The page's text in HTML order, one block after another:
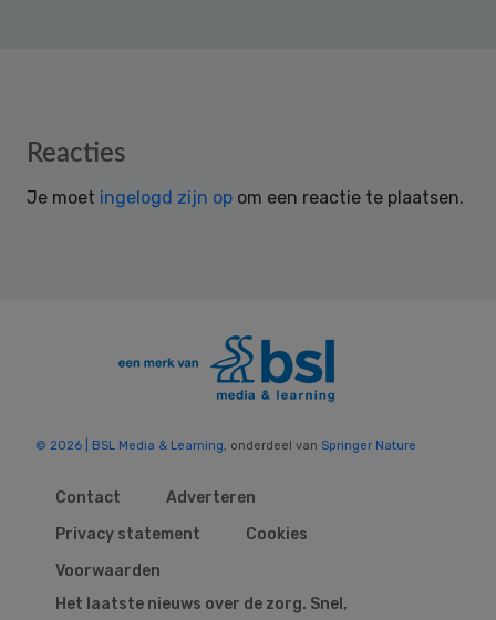
Reader
Reacties
Je moet ingelogd zijn op om een reactie te plaatsen.
© 2026 | BSL Media & Learning, onderdeel van Springer Nature
Contact
Adverteren
Privacy statement
Cookies
Voorwaarden
Het laatste nieuws over de zorg. Snel,